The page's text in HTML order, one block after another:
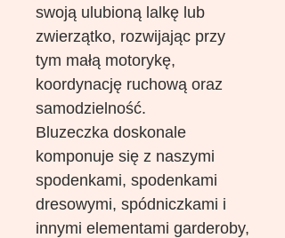
swoją ulubioną lalkę lub
zwierzątko, rozwijając przy
tym małą motorykę,
koordynację ruchową oraz
samodzielność.
Bluzeczka doskonale
komponuje się z naszymi
spodenkami, spodenkami
dresowymi, spódniczkami i
innymi elementami garderoby,